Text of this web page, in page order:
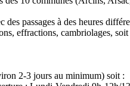
passages à des heures
effractions, cambriolages,
2-3 jours au minimum) soit :